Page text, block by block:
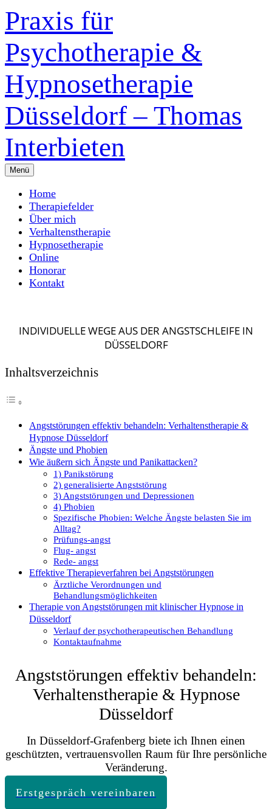
Zum
Inhalt
überspringen
Praxis für
Psychotherapie &
Hypnosetherapie
Düsseldorf – Thomas
Interbieten
Menü
Home
Therapiefelder
Über mich
Verhaltenstherapie
Hypnosetherapie
Online
Honorar
Kontakt
INDIVIDUELLE WEGE AUS DER ANGSTSCHLEIFE IN
DÜSSELDORF
Inhaltsverzeichnis
Angststörungen effektiv behandeln: Verhaltenstherapie &
Hypnose Düsseldorf
Ängste und Phobien
Wie äußern sich Ängste und Panikattacken?
1) Panikstörung
2) generalisierte Angststörung
3) Angststörungen und Depressionen
4) Phobien
Spezifische Phobien: Welche Ängste belasten Sie im
Alltag?
Prüfungs-angst
Flug- angst
Rede- angst
Effektive Therapieverfahren bei Angststörungen
Ärztliche Verordnungen und
Behandlungsmöglichkeiten
Therapie von Angststörungen mit klinischer Hypnose in
Düsseldorf
Verlauf der psychotherapeutischen Behandlung
Kontaktaufnahme
Angststörungen effektiv behandeln:
Verhaltenstherapie & Hypnose
Düsseldorf
In Düsseldorf-Grafenberg biete ich Ihnen einen
geschützten, vertrauensvollen Raum für Ihre persönliche
Veränderung.
Erstgespräch vereinbaren